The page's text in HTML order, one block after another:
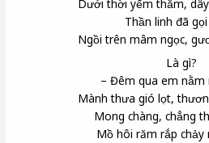
Dưới thời yếm thắm,
Thần linh đã
Ngồi trên mâm ngọc,
Là gì?
– Đêm qua em nằm
Mành thưa gió lọt,
Mong chàng, chẳng
Mồ hôi răm rắp chảy